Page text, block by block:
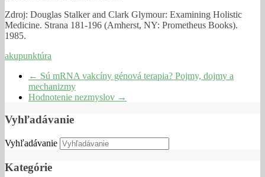
Zdroj: Douglas Stalker and Clark Glymour: Examining Holistic
Medicine. Strana 181-196 (Amherst, NY: Prometheus Books).
1985.
akupunktúra
← Sú mRNA vakcíny génová terapia? Pojmy, dojmy a
mechanizmy
Hodnotenie nezmyslov →
Vyhľadávanie
Vyhľadávanie
Kategórie